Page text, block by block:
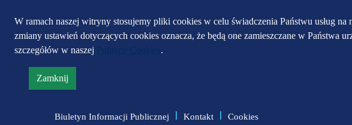
W ramach naszej witryny stosujemy pliki cookies w celu świadczenia Państwu usług
zmiany ustawień dotyczących cookies oznacza, że będą one zamieszczane w
szczegółów w naszej
.
Zamknij
informację
polityce
Biuletyn Informacji Publicznej Kontakt Cookies